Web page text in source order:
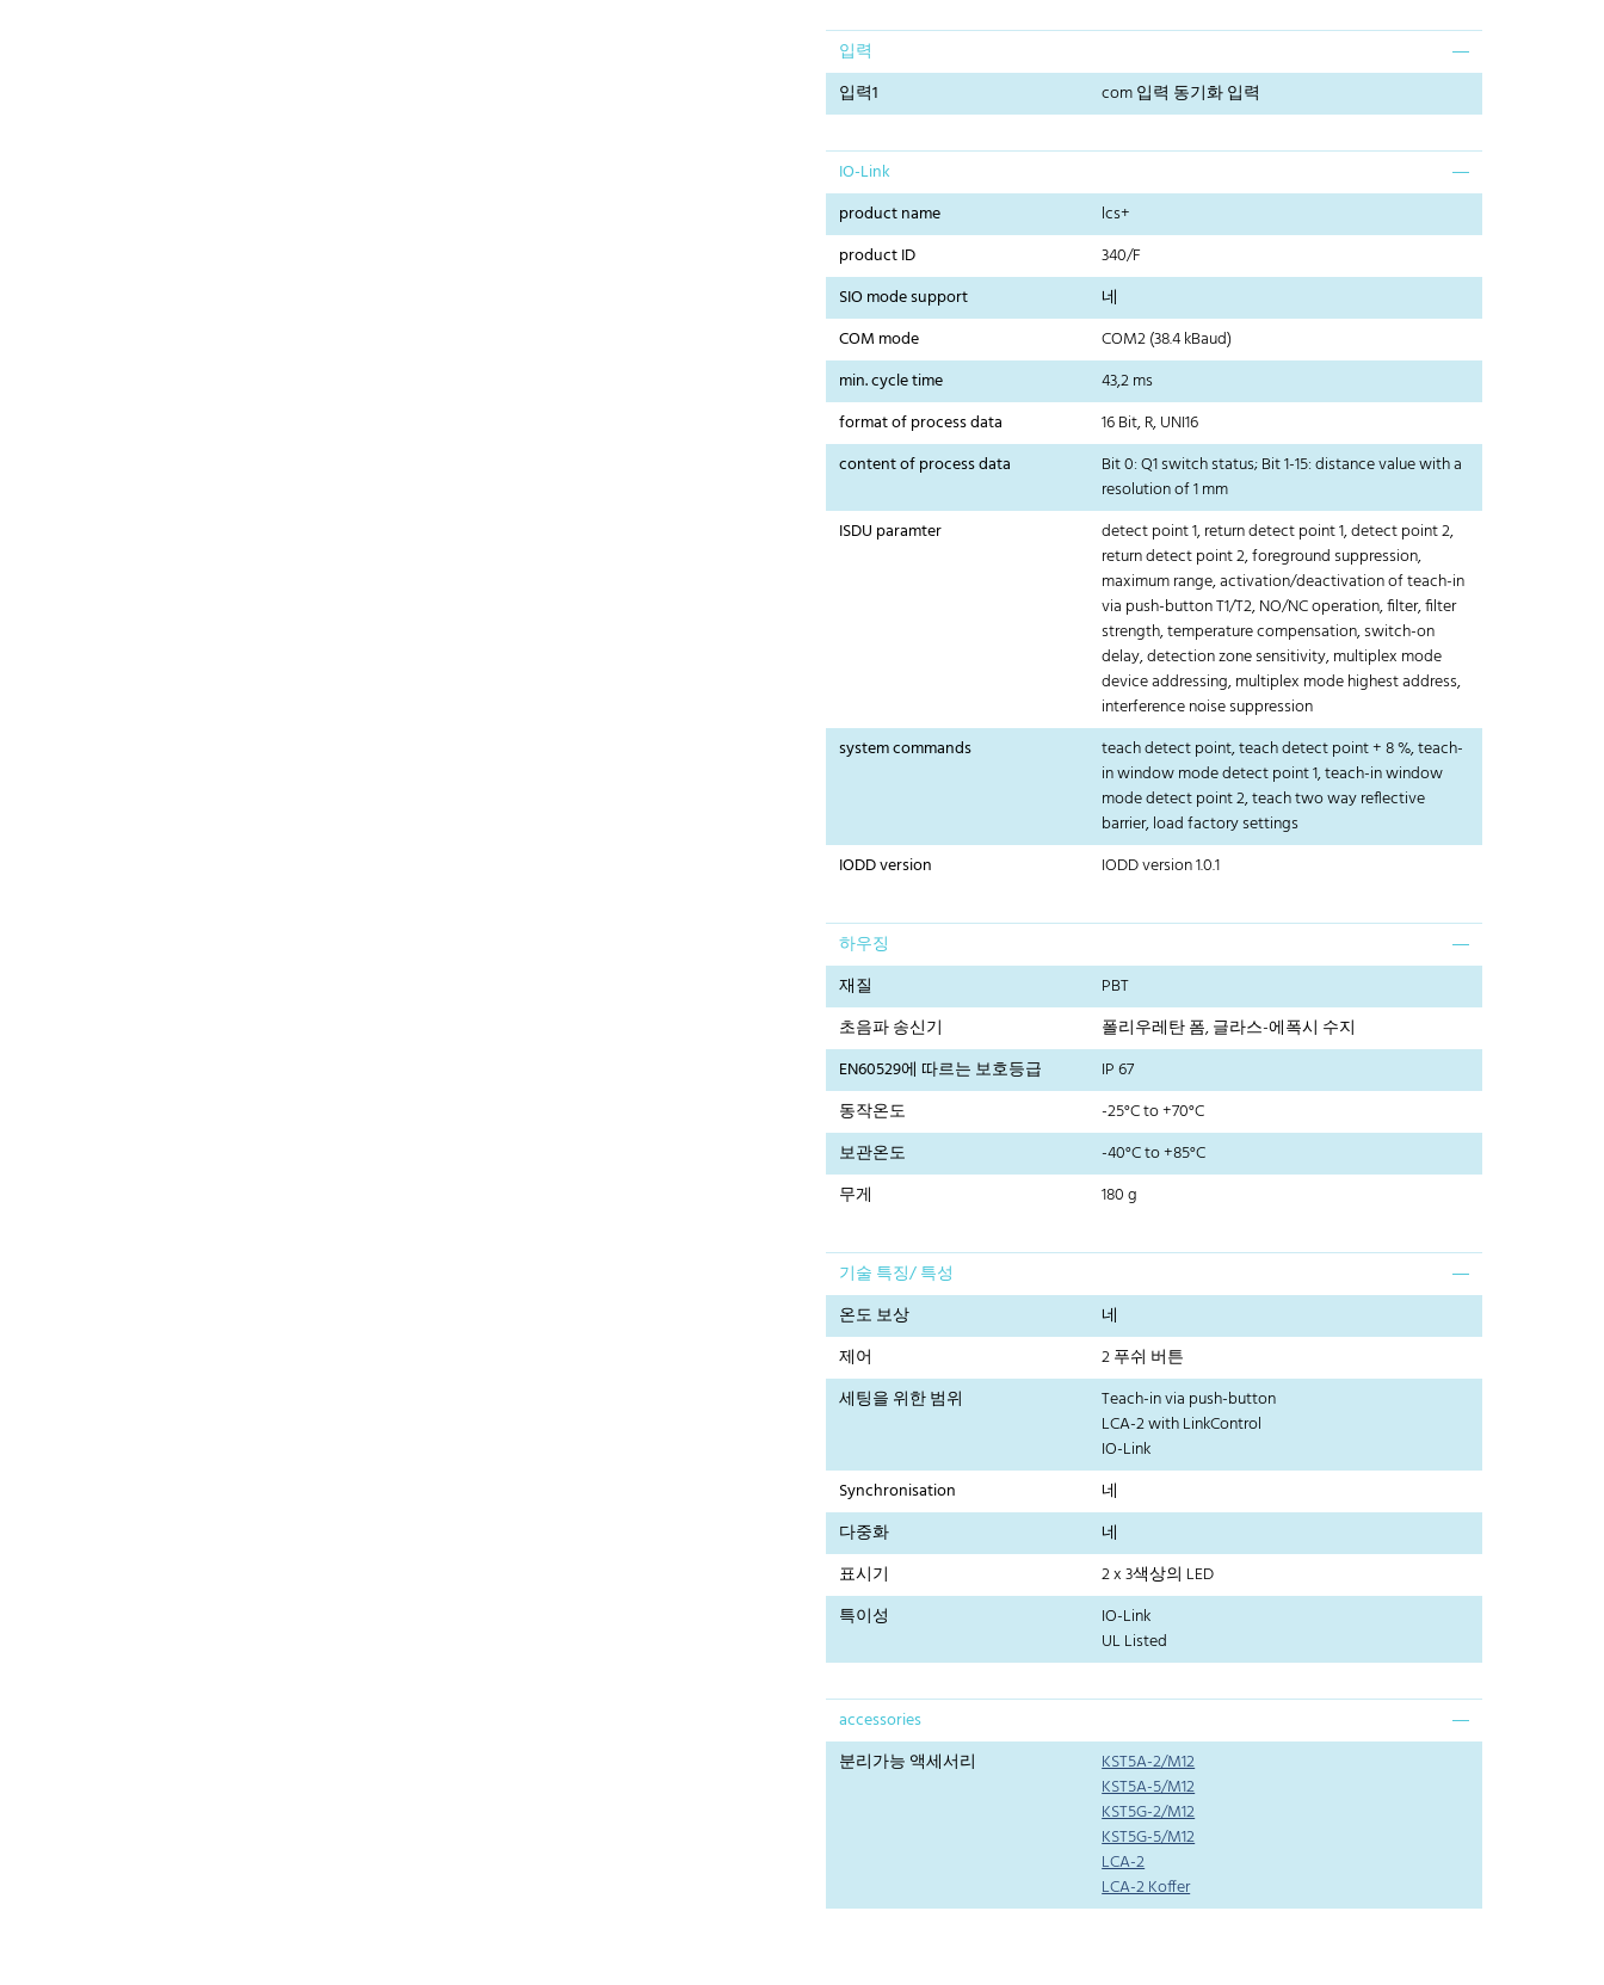
입력
입력1
com 입력 동기화 입력
IO-Link
product name
lcs+
product ID
340/F
SIO mode support
네
COM mode
COM2 (38.4 kBaud)
min. cycle time
43,2 ms
format of process data
16 Bit, R, UNI16
content of process data
Bit 0: Q1 switch status; Bit 1-15: distance value with a
resolution of 1 mm
ISDU paramter
detect point 1, return detect point 1, detect point 2,
return detect point 2, foreground suppression,
maximum range, activation/deactivation of teach-in
via push-button T1/T2, NO/NC operation, filter, filter
strength, temperature compensation, switch-on
delay, detection zone sensitivity, multiplex mode
device addressing, multiplex mode highest address,
interference noise suppression
system commands
teach detect point, teach detect point + 8 %, teach-
in window mode detect point 1, teach-in window
mode detect point 2, teach two way reflective
barrier, load factory settings
IODD version
IODD version 1.0.1
하우징
재질
PBT
초음파 송신기
폴리우레탄 폼, 글라스-에폭시 수지
EN60529에 따르는 보호등급
IP 67
동작온도
-25°C to +70°C
보관온도
-40°C to +85°C
무게
180 g
기술 특징/ 특성
온도 보상
네
제어
2 푸쉬 버튼
세팅을 위한 범위
Teach-in via push-button
LCA-2 with LinkControl
IO-Link
Synchronisation
네
다중화
네
표시기
2 x 3색상의 LED
특이성
IO-Link
UL Listed
accessories
분리가능 액세서리
KST5A-2/M12
KST5A-5/M12
KST5G-2/M12
KST5G-5/M12
LCA-2
LCA-2 Koffer